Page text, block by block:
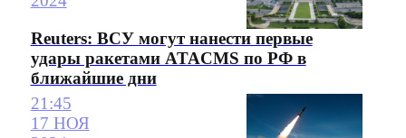
Reuters: ВСУ могут нанести первые
удары ракетами ATACMS по РФ в
ближайшие дни
21:45
17 НОЯ